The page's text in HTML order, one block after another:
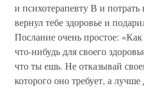
и психотерапевту В и
вернул тебе здоровье и
Послание очень простое:
что-нибудь для своего
что ты ешь. Не отказывай
которого оно требует, а